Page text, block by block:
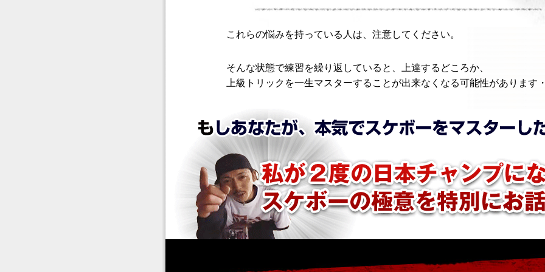
これらの悩みを持っている人は、注意してください。
そんな状態で練習を繰り返していると、上達するどころか、
上級トリックを一生マスターすることが出来なくなる可能性があります